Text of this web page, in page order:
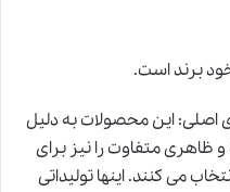
برند است.
اصلی: این محصولات به دلیل
ظاهری متفاوت را نیز برای
می کنند. اینها تولیداتی